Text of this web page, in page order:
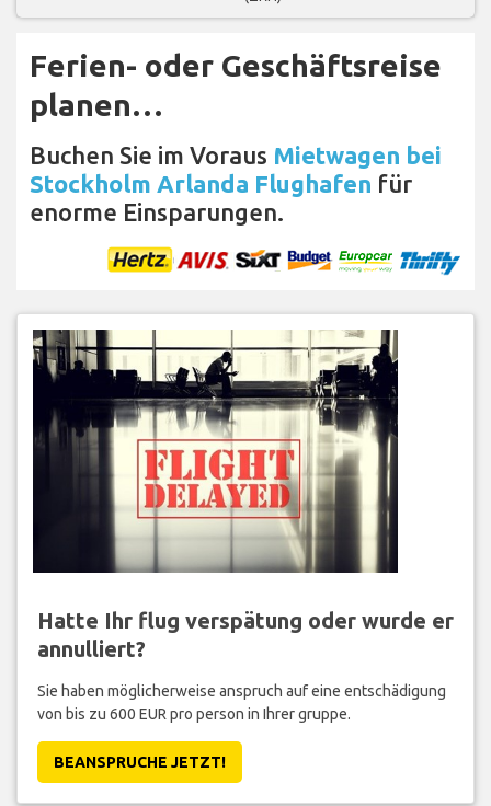
Ferien- oder Geschäftsreise
planen…
Buchen Sie im Voraus Mietwagen bei
Stockholm Arlanda Flughafen für
enorme Einsparungen.
Hatte Ihr flug verspätung oder wurde er
annulliert?
Sie haben möglicherweise anspruch auf eine entschädigung
von bis zu 600 EUR pro person in Ihrer gruppe.
BEANSPRUCHE JETZT!